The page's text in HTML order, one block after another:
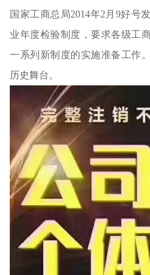
国家工商总局2014年2月9好号
业年度检验制度，要求各级工
一系列新制度的实施准备工作
历史舞台。